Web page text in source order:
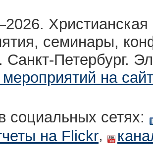
семинары,
Санкт-Петербург.
на сайт
сетях:
на Flickr,